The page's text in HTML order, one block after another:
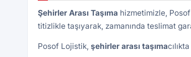
Şehirler Arası Taşıma hizmetimizle,
titizlikle taşıyarak, zamanında teslimat
Posof Lojistik, şehirler arası taşıma